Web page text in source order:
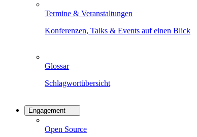
Termine & Veranstaltungen
Konferenzen, Talks & Events auf einen Blick
Glossar
Schlagwortübersicht
Engagement
Open Source